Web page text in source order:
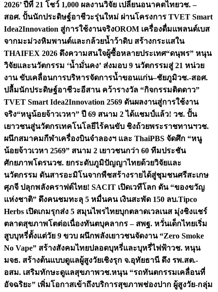
2026’ ปีที่ 21 โชว์ 1,000 ผลงานวิจัย เปลี่ยนอนาคตไทยวช. –
สอศ. ปั้นนักประดิษฐ์อาชีวะรุ่นใหม่ ผ่านโครงการ TVET Smart
Idea2Innovation สู่การใช้งานจริงOROM เครื่องดื่มแพลนต์เบส
จากมะม่วงหิมพานต์และกล้วยน้ำว้าดิบ สร้างกระแสใน
THAIFEX 2026 ดึงความสนใจผู้ซื้อหลายประเทศ“ดนุพร” หนุน
วิจัยและนวัตกรรม ‘น้ำมั่นคง’ ส่งมอบ 9 นวัตกรรมสู่ 21 หน่วย
งาน ขับเคลื่อนการบริหารจัดการน้ำขอนแก่น–ชัยภูมิวช.-สอศ.
ปลื้มนักประดิษฐ์อาชีวะอีสาน คว้ารางวัล “กิจกรรมติดดาว”
TVET Smart Idea2Innovation 2569 ดันผลงานสู่การใช้งาน
จริง“หนูน้อยจ้าวเวหา” ปี 69 สนาม 2 ได้แชมป์แล้ว! วช. ปั้น
เยาวชนสู่นวัตกรเทคโนโลยีไร้คนขับ ชิงถ้วยพระราชทานฯวช.
ผนึกสมาคมกีฬาเครื่องบินจำลองฯ และ ThaiPBS จัดศึก “หนู
น้อยจ้าวเวหา 2569” สนาม 2 เยาวชนกว่า 60 ทีมประชัน
ศักยภาพโดรนวช. ยกระดับภูมิปัญญาไทยด้วยวิจัยและ
นวัตกรรม ดันสารอะมิโนจากพืชสร้างรายได้สู่ชุมชนศรีสะเกษ
ศุภจี ปลุกพลังคราฟต์ไทย! SACIT เปิดเวทีโลก ดัน “ของขวัญ
แห่งชาติ” ดึงคนชมทะลุ 5 หมื่นคน เงินสะพัด 150 ลบ.Tipco
Herbs เปิดเกมรุกส่ง 5 สมุนไพรไทยบุกตลาดเวลเนส มุ่งชิงแชร์
ตลาดสุขภาพโตต่อเนื่องทันตบุคลากร – สพฐ. หวั่นเด็กไทยเริ่ม
สูบบุหรี่ตั้งแต่วัย 9 ขวบ ผนึกพลังเยาวชนจัดงาน “Zero Smoke
No Vape” สร้างสังคมไทยปลอดบุหรี่และบุหรี่ไฟฟ้าวช. หนุน
มจธ. สร้างต้นแบบดูแลผู้สูงวัยเชิงรุก จ.อุทัยธานี ดึง รพ.สต.-
อสม. เสริมทักษะดูแลสุขภาพวช.หนุน “รถทันตกรรมเคลื่อนที่
อัจฉริยะ” เพิ่มโอกาสเข้าถึงบริการสุขภาพช่องปาก ผู้สูงวัย-กลุ่ม